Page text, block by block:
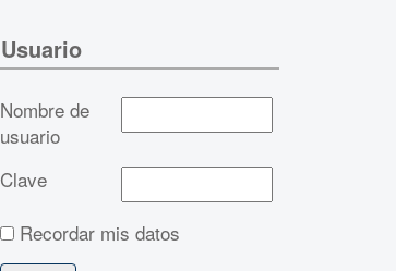
Usuario
Nombre de
usuario
Clave
Recordar mis datos